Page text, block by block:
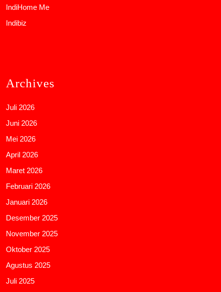
IndiHome Me
Indibiz
Archives
Juli 2026
Juni 2026
Mei 2026
April 2026
Maret 2026
Februari 2026
Januari 2026
Desember 2025
November 2025
Oktober 2025
Agustus 2025
Juli 2025